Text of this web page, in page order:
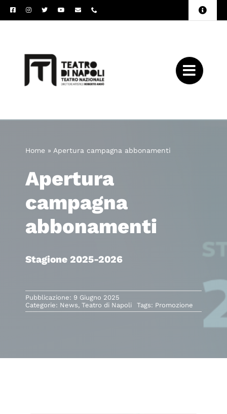
Salta
al
Toggle
Home » Apertura campagna abbonamenti
Apertura
campagna
abbonamenti
Stagione 2025-2026
Pubblicazione: 9 Giugno 2025
Categorie: News, Teatro di Napoli Tags: Promozione